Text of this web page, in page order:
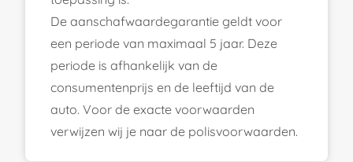
De aanschafwaardegarantie geldt voor
een periode van maximaal 5 jaar. Deze
periode is afhankelijk van de
consumentenprijs en de leeftijd van de
auto. Voor de exacte voorwaarden
verwijzen wij je naar de polisvoorwaarden.